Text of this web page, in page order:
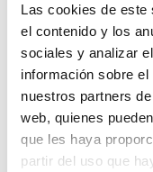
Las cookies de este
el contenido y los
sociales y analizar
información sobre
nuestros partners
web, quienes
que les haya
partir del uso que